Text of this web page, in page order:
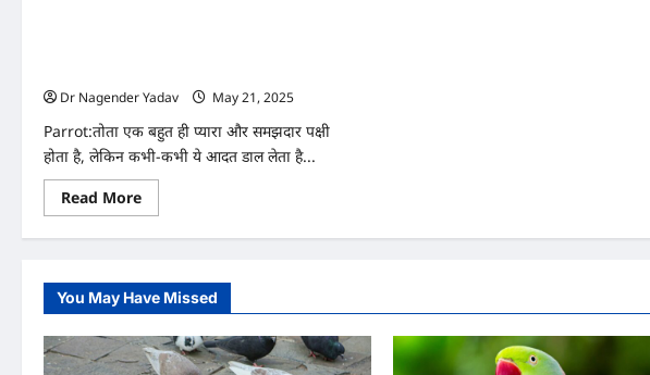
Dr Nagender Yadav
May 21, 2025
Parrot:तोता एक बहुत ही प्यारा और समझदार पक्षी
होता है, लेकिन कभी-कभी ये आदत डाल लेता है...
Read MoreRead
more
अगर
लगे
तो
क्या
करें?
जानिए
तोते
You May Have Missed